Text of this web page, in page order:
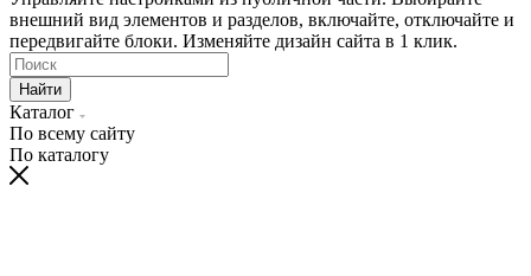
внешний вид элементов и разделов, включайте, отключайте и
передвигайте блоки. Изменяйте дизайн сайта в 1 клик.
Найти
Каталог
По всему сайту
По каталогу